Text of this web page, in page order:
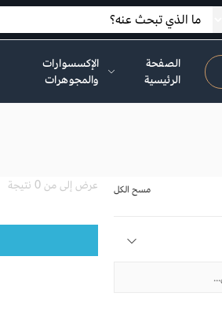
الصفحة
الرئيسية
الإكسسوارات
والمجوهرات
عرض إلى من 0 نتيجة مسح الكل